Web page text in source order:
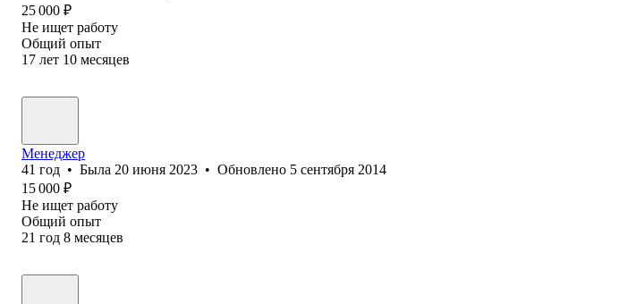
25 000 ₽
Не ищет работу
Общий опыт
17 лет 10 месяцев
Менеджер
41 год • Была 20 июня 2023 • Обновлено 5 сентября 2014
15 000 ₽
Не ищет работу
Общий опыт
21 год 8 месяцев